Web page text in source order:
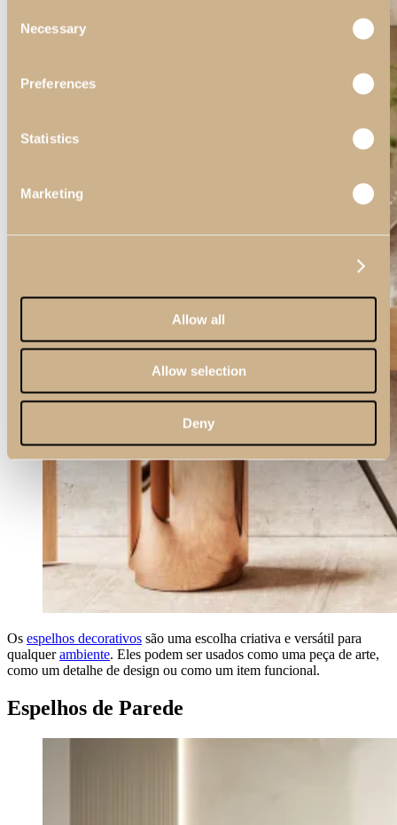
Selection
Necessary
Preferences
Statistics
Marketing
Allow all
Allow selection
Deny
Os espelhos decorativos são uma escolha criativa e versátil para
qualquerambiente. Eles podem ser usados ​​como uma peça de arte,
como um detalhe de design ou como um item funcional.
Espelhos de Parede